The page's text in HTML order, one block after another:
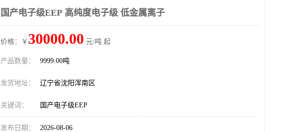
国产电子级EEP 高纯度电子级 低金属离子
价格：￥ 30000.00 元/吨 起
产品数量： 9999.00吨
发货地址： 辽宁省沈阳浑南区
关键词： 国产电子级EEP
发布日期： 2026-08-06